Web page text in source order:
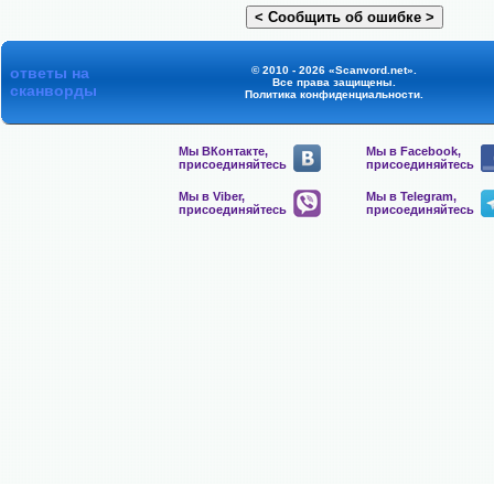
ответы на
сканворды
© 2010 - 2026 «Scanvord.net».
Все права защищены.
Политика конфиденциальности.
Мы ВКонтакте,
присоединяйтесь
Мы в Facebook,
присоединяйтесь
Мы в Viber,
присоединяйтесь
Мы в Telegram,
присоединяйтесь